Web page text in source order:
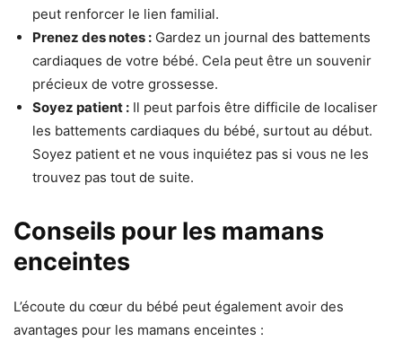
peut renforcer le lien familial.
Prenez des notes : Gardez un journal des battements
cardiaques de votre bébé. Cela peut être un souvenir
précieux de votre grossesse.
Soyez patient : Il peut parfois être difficile de localiser
les battements cardiaques du bébé, surtout au début.
Soyez patient et ne vous inquiétez pas si vous ne les
trouvez pas tout de suite.
Conseils pour les mamans
enceintes
L’écoute du cœur du bébé peut également avoir des
avantages pour les mamans enceintes :